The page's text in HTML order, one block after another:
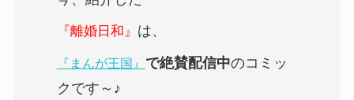
『離婚日和』 は、
『まんが王国』 で絶賛配信中のコミッ
クです～♪